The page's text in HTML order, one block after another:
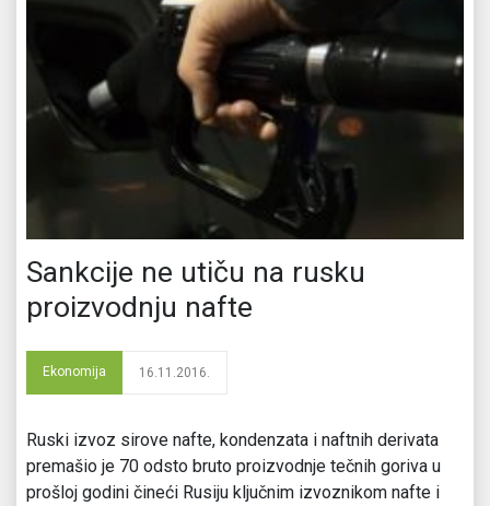
Sankcije ne utiču na rusku
proizvodnju nafte
Ekonomija 16.11.2016.
Ruski izvoz sirove nafte, kondenzata i naftnih derivata
premašio je 70 odsto bruto proizvodnje tečnih goriva u
prošloj godini čineći Rusiju ključnim izvoznikom nafte i